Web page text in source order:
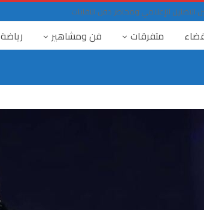
الإعلامي ومخاطر دفن النفايات
متفرقات فن ومشاهير رياضة